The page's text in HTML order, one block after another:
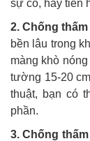
sự cố, hãy tiến
2. Chống
bền lâu trong
màng khò
tường 15-20
thuật, bạn có
phần.
3. Chống